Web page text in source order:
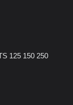
125 150 250